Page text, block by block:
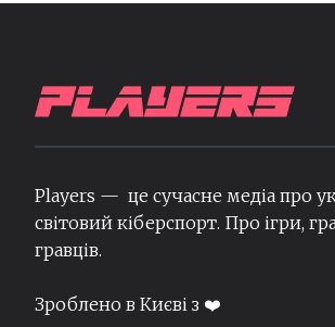
Players — це сучасне медіа про
світовий кіберспорт. Про ігри,
гравців.
Зроблено в Києві з ❤️